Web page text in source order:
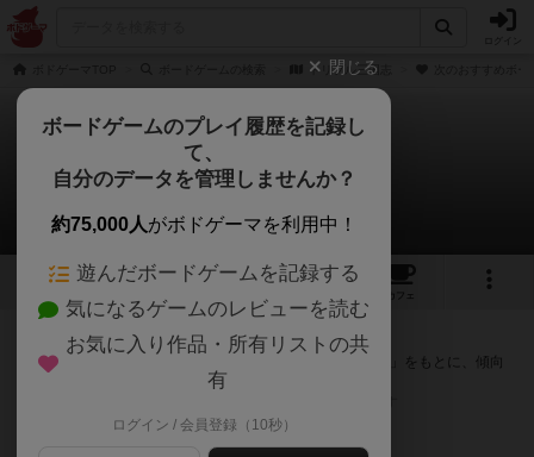
トリプル三国志
トリプル三国志
次のおすすめボードゲーム
3 1
カフェ
『トリプル三国志』が好きな方へのおすすめ
このゲームのトップページで投票された「プレイ感の評価」をもとに、傾向
が近いボードゲームをランキング形式で紹介します。
閉じる
ボードゲームのプレイ履歴を記録し
て、
自分のデータを管理しませんか？
約75,000人がボドゲーマを利用中！
遊んだボードゲームを記録する
気になるゲームのレビューを読む
お気に入り作品・所有リストの共
有
ログイン / 会員登録（10秒）